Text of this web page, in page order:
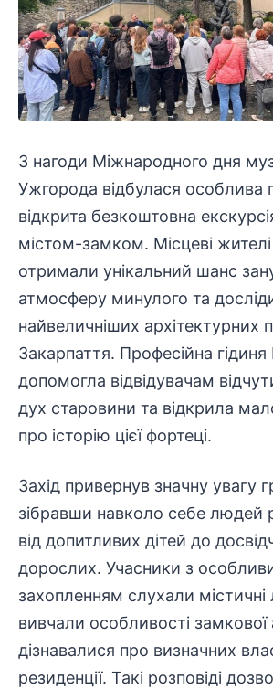
З нагоди Міжнародного дня
Ужгорода відбулася особлива
відкрита безкоштовна
містом-замком. Місцеві
отримали унікальний шанс
атмосферу минулого та
найвеличніших архітектурних
Закарпаття. Професійна гідиня
допомогла відвідувачам
дух старовини та відкрила
про історію цієї фортеці.
Захід привернув значну увагу
зібравши навколо себе людей
від допитливих дітей до
дорослих. Учасники з
захопленням слухали містичні
вивчали особливості замкової
дізнавалися про визначних
резиденції. Такі розповіді